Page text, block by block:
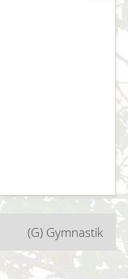
(G) Gymnastik